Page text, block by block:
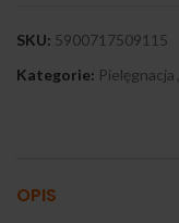
SKU: 5900717509115
Kategorie: Pielęgnacja
OPIS